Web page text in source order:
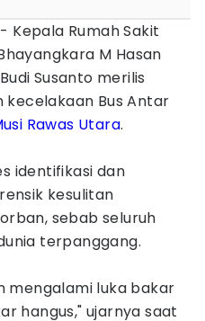
- Kepala Rumah Sakit
M Hasan
Susanto merilis
kecelakaan Bus Antar
Rawas Utara.
identifikasi dan
kesulitan
sebab seluruh
terpanggang.
mengalami luka bakar
hangus," ujarnya saat